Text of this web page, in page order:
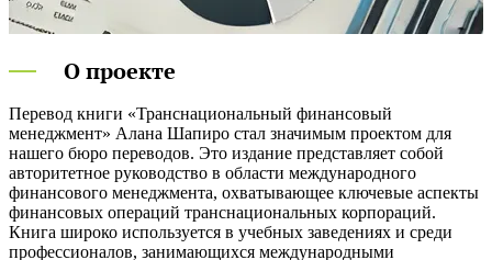
О проекте
Перевод книги «Транснациональный финансовый
менеджмент» Алана Шапиро стал значимым проектом для
нашего бюро переводов. Это издание представляет собой
авторитетное руководство в области международного
финансового менеджмента, охватывающее ключевые аспекты
финансовых операций транснациональных корпораций.
Книга широко используется в учебных заведениях и среди
профессионалов, занимающихся международными